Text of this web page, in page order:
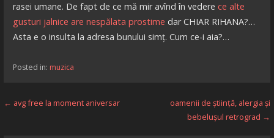
rasei umane. De fapt de ce mă mir avînd în vedere ce alte
gusturi jalnice are nespălata prostime dar CHIAR RIHANA?…
Asta e o insulta la adresa bunului simț. Cum ce-i aia?…
Posted in: muzica
Navigare
← avg free la moment aniversar
oamenii de știință, alergia și
bebelușul retrograd →